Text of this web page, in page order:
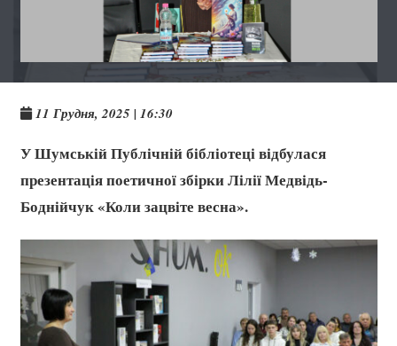
11 Грудня, 2025 | 16:30
У Шумській Публічній бібліотеці відбулася
презентація поетичної збірки Лілії Медвідь-
Боднійчук «Коли зацвіте весна».